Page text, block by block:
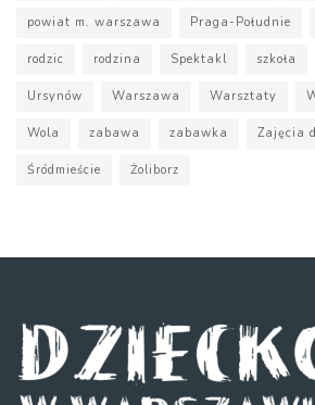
powiat m. warszawa Praga-Południe
rodzic rodzina Spektakl szkoła
Ursynów Warszawa Warsztaty
Wola zabawa zabawka Zajęcia
Śródmieście Żoliborz